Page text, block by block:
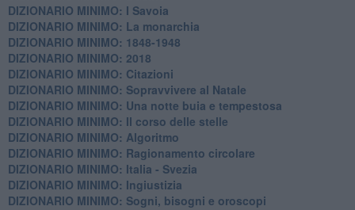
DIZIONARIO MINIMO: I Savoia
DIZIONARIO MINIMO: La monarchia
DIZIONARIO MINIMO: 1848-1948
DIZIONARIO MINIMO: 2018
DIZIONARIO MINIMO: Citazioni
DIZIONARIO MINIMO: ​Sopravvivere al Natale
DIZIONARIO MINIMO: ​Una notte buia e tempestosa
DIZIONARIO MINIMO: Il corso delle stelle
DIZIONARIO MINIMO: Algoritmo
DIZIONARIO MINIMO: Ragionamento circolare
DIZIONARIO MINIMO: Italia - Svezia
DIZIONARIO MINIMO: ​Ingiustizia
DIZIONARIO MINIMO: ​Sogni, bisogni e oroscopi